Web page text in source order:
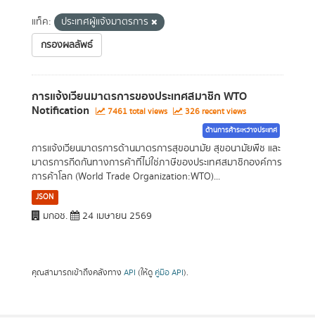
แท็ค:
ประเทศผู้แจ้งมาตรการ
กรองผลลัพธ์
การแจ้งเวียนมาตรการของประเทศสมาชิก WTO
Notification 7461 total views 326 recent views
ด้านการค้าระหว่างประเทศ
การแจ้งเวียนมาตรการด้านมาตรการสุขอนามัย สุขอนามัยพืช และ
มาตรการกีดกันทางการค้าที่ไม่ใช่ภาษีของประเทศสมาชิกองค์การ
การค้าโลก (World Trade Organization:WTO)...
JSON
มกอช. 24 เมษายน 2569
คุณสามารถเข้าถึงคลังทาง API (ให้ดู คู่มือ API).